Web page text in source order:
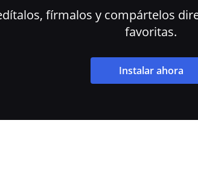
fírmalos y compártelos
favoritas.
Instalar ahora